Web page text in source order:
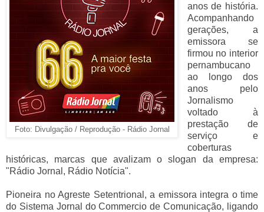
Foto: Divulgação / Reprodução - Rádio Jornal
anos de história.
Acompanhando
gerações, a
emissora se
firmou no interior
pernambucano
ao longo dos
anos pelo
Jornalismo
voltado à
prestação de
serviço e
coberturas
históricas, marcas que avalizam o slogan da empresa:
"Rádio Jornal, Rádio Notícia".
Pioneira no Agreste Setentrional, a emissora integra o time
do Sistema Jornal do Commercio de Comunicação, ligando